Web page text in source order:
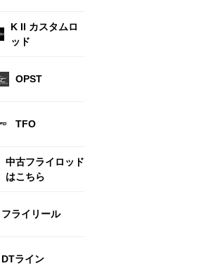
K II カスタムロ
ッド
OPST
TFO
中古フライロッド
はこちら
フライリール
DTライン